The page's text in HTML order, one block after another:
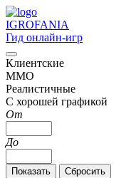
IGROFANIA
Гид онлайн-игр
Клиентские
MMO
Реалистичные
С хорошей графикой
От
До